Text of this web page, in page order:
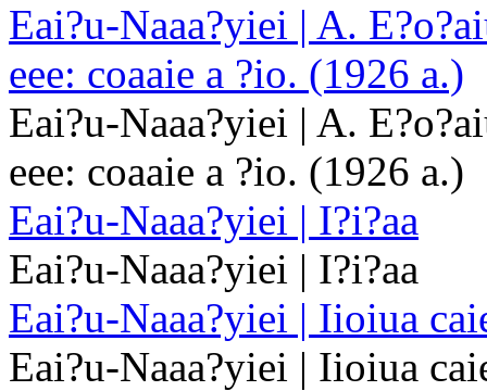
Eai?u-Naaa?yiei | A.
eee: coaaie a ?io. (1926 a.)
Eai?u-Naaa?yiei | A.
eee: coaaie a ?io. (1926 a.)
Eai?u-Naaa?yiei | I?i?aa
Eai?u-Naaa?yiei | I?i?aa
Eai?u-Naaa?yiei | Iioiua
Eai?u-Naaa?yiei | Iioiua